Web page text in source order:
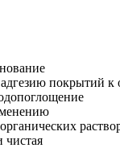
адгезию покрытий
чистая